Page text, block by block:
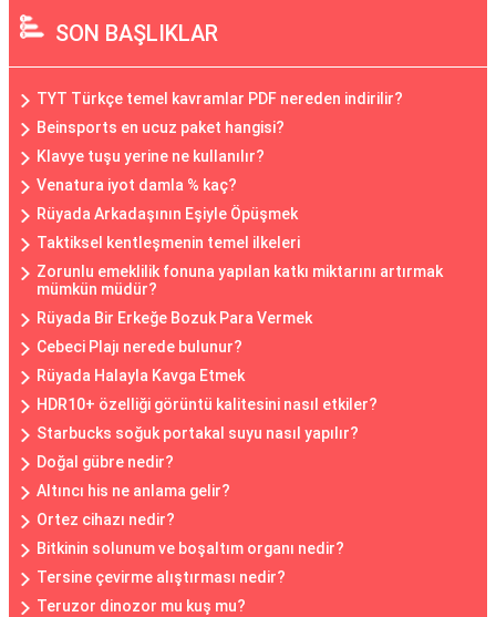
SON BAŞLIKLAR
TYT Türkçe temel kavramlar PDF nereden indirilir?
Beinsports en ucuz paket hangisi?
Klavye tuşu yerine ne kullanılır?
Venatura iyot damla % kaç?
Rüyada Arkadaşının Eşiyle Öpüşmek
Taktiksel kentleşmenin temel ilkeleri
Zorunlu emeklilik fonuna yapılan katkı miktarını artırmak
mümkün müdür?
Rüyada Bir Erkeğe Bozuk Para Vermek
Cebeci Plajı nerede bulunur?
Rüyada Halayla Kavga Etmek
HDR10+ özelliği görüntü kalitesini nasıl etkiler?
Starbucks soğuk portakal suyu nasıl yapılır?
Doğal gübre nedir?
Altıncı his ne anlama gelir?
Ortez cihazı nedir?
Bitkinin solunum ve boşaltım organı nedir?
Tersine çevirme alıştırması nedir?
Teruzor dinozor mu kuş mu?